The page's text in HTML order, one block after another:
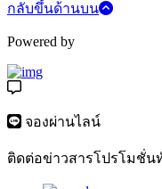
กลับขึ้นด้านบน
Powered by
จองผ่านไลน์
ติดต่อข่าวสารโปรโมชั่น